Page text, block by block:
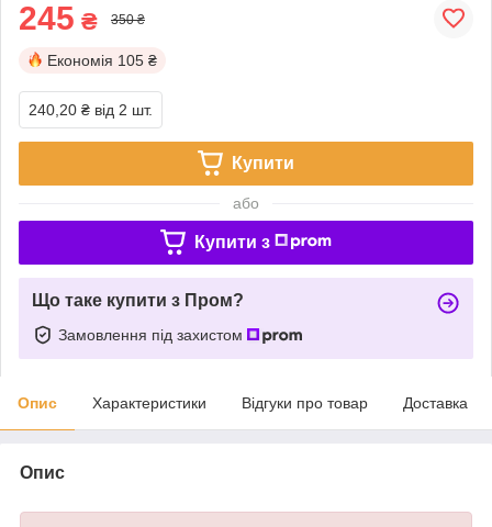
245 ₴ 350 ₴
Економія 105 ₴
240,20 ₴ від 2 шт.
Купити
або
Купити з
Що таке купити з Пром?
Замовлення під захистом
Опис Характеристики Відгуки про товар Доставка
Опис